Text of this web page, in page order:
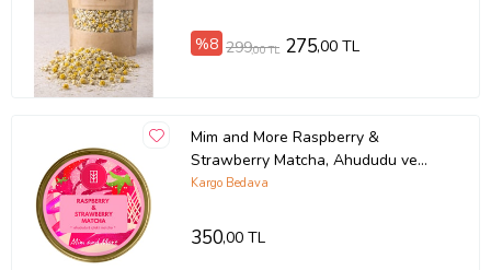
%8 299,00 TL 275,00 TL
Mim and More Raspberry &
Strawberry Matcha, Ahududu ve
Çilek Aromalı Matcha 25 Gr
Kargo Bedava
350,00 TL